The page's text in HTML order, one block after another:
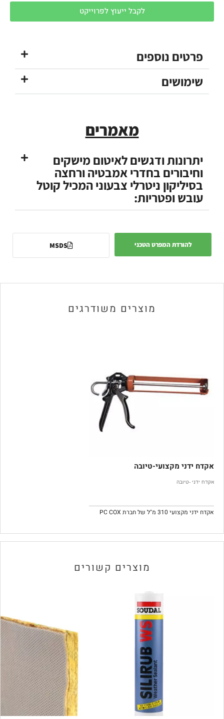
לקבל ייעוץ לפרוייקט
פרטים נוספים
שימושים
מאמרים
יתרונות ודגשים לאיטום מישקים
וחיבורים בחדרי אמבטיה ורחצה
בסיליקון ניטרלי צבעוני המכיל קוטל
עובש ופטריות:
להורדת המפרט הטכני MSDS
מוצרים משודרגים
אקדח ידני מקצועי-טיובה
אקדח ידני -טיובה
אקדח ידני מקצועי 310 מ"ל של חברת PC COX
מוצרים קשורים